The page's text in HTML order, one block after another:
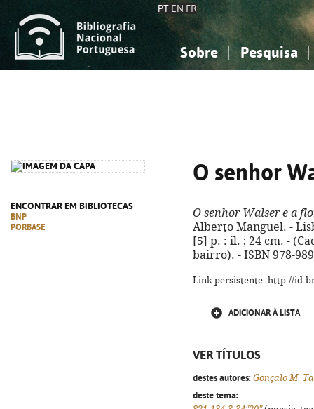
PT EN FR
Sobre Pesquisa
ENCONTRAR EM BIBLIOTECAS
BNP
PORBASE
O senhor
O senhor Walser e a
Alberto Manguel. -
[5] p. : il. ; 24 cm. -
bairro). - ISBN 978-
Link persistente: http://
ADICIONAR À LISTA
VER TÍTULOS
destes autores: Gonçalo M.
deste tema: